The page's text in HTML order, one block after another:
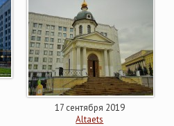
17 сентября 2019
Altaets